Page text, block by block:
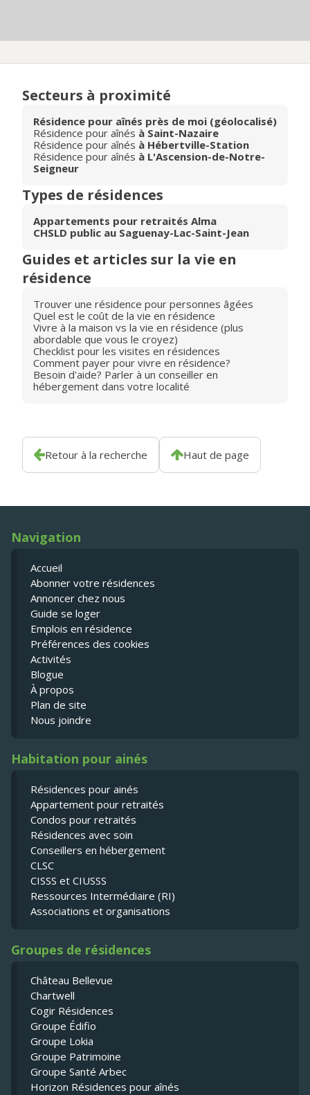
Secteurs à proximité
Résidence pour aînés près de moi (géolocalisé)
Résidence pour aînés à Saint-Nazaire
Résidence pour aînés à Hébertville-Station
Résidence pour aînés à L'Ascension-de-Notre-
Seigneur
Types de résidences
Appartements pour retraités Alma
CHSLD public au Saguenay-Lac-Saint-Jean
Guides et articles sur la vie en
résidence
Trouver une résidence pour personnes âgées
Quel est le coût de la vie en résidence
Vivre à la maison vs la vie en résidence (plus
abordable que vous le croyez)
Checklist pour les visites en résidences
Comment payer pour vivre en résidence?
Besoin d'aide? Parler à un conseiller en
hébergement dans votre localité
Retour à la recherche Haut de page
Navigation
Accueil
Abonner votre résidences
Annoncer chez nous
Guide se loger
Emplois en résidence
Préférences des cookies
Activités
Blogue
À propos
Plan de site
Nous joindre
Habitation pour ainés
Résidences pour ainés
Appartement pour retraités
Condos pour retraités
Résidences avec soin
Conseillers en hébergement
CLSC
CISSS et CIUSSS
Ressources Intermédiaire (RI)
Associations et organisations
Groupes de résidences
Château Bellevue
Chartwell
Cogir Résidences
Groupe Édifio
Groupe Lokia
Groupe Patrimoine
Groupe Santé Arbec
Horizon Résidences pour aînés